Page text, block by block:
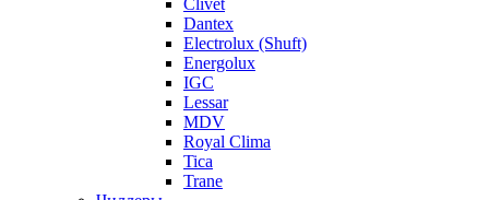
Clivet
Dantex
Electrolux (Shuft)
Energolux
IGC
Lessar
MDV
Royal Clima
Tica
Trane